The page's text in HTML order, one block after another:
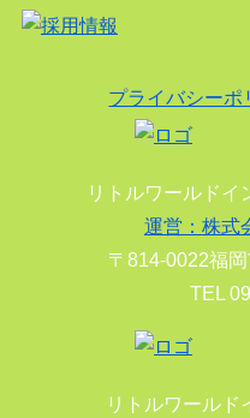
プライバシーポ
リトルワールドイ
運営：株式
〒814-0022福
TEL
リトルワールド